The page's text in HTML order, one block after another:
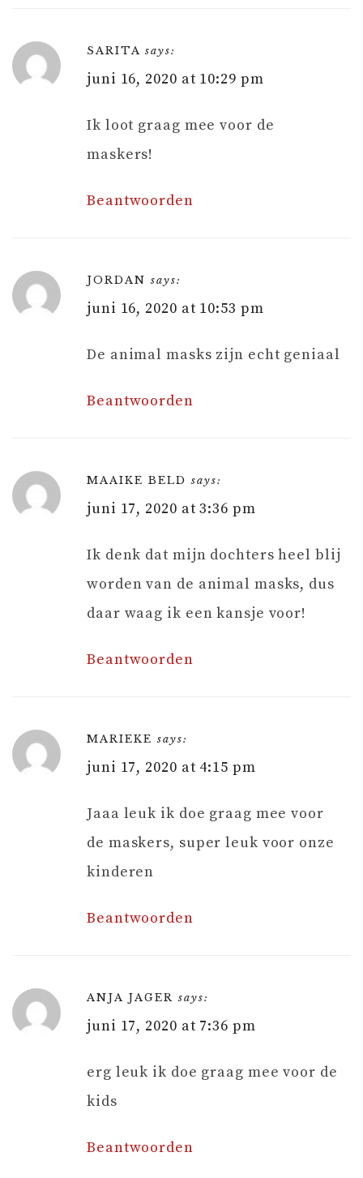
SARITA says:
juni 16, 2020 at 10:29 pm
Ik loot graag mee voor de
maskers!
Beantwoorden
JORDAN says:
juni 16, 2020 at 10:53 pm
De animal masks zijn echt geniaal
Beantwoorden
MAAIKE BELD says:
juni 17, 2020 at 3:36 pm
Ik denk dat mijn dochters heel blij
worden van de animal masks, dus
daar waag ik een kansje voor!
Beantwoorden
MARIEKE says:
juni 17, 2020 at 4:15 pm
Jaaa leuk ik doe graag mee voor
de maskers, super leuk voor onze
kinderen
Beantwoorden
ANJA JAGER says:
juni 17, 2020 at 7:36 pm
erg leuk ik doe graag mee voor de
kids
Beantwoorden